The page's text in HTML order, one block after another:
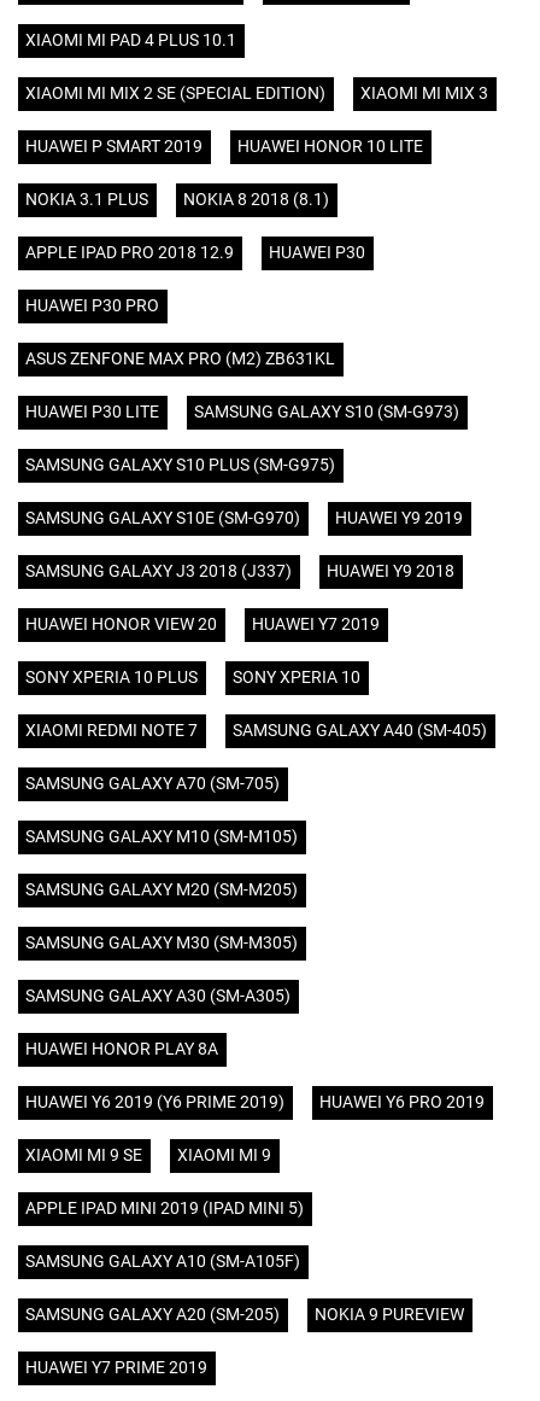
XIAOMI MI PAD 4 PLUS 10.1
XIAOMI MI MIX 2 SE (SPECIAL EDITION) XIAOMI MI MIX 3
HUAWEI P SMART 2019 HUAWEI HONOR 10 LITE
NOKIA 3.1 PLUS NOKIA 8 2018 (8.1)
APPLE IPAD PRO 2018 12.9 HUAWEI P30
HUAWEI P30 PRO
ASUS ZENFONE MAX PRO (M2) ZB631KL
HUAWEI P30 LITE SAMSUNG GALAXY S10 (SM-G973)
SAMSUNG GALAXY S10 PLUS (SM-G975)
SAMSUNG GALAXY S10E (SM-G970) HUAWEI Y9 2019
SAMSUNG GALAXY J3 2018 (J337) HUAWEI Y9 2018
HUAWEI HONOR VIEW 20 HUAWEI Y7 2019
SONY XPERIA 10 PLUS SONY XPERIA 10
XIAOMI REDMI NOTE 7 SAMSUNG GALAXY A40 (SM-405)
SAMSUNG GALAXY A70 (SM-705)
SAMSUNG GALAXY M10 (SM-M105)
SAMSUNG GALAXY M20 (SM-M205)
SAMSUNG GALAXY M30 (SM-M305)
SAMSUNG GALAXY A30 (SM-A305)
HUAWEI HONOR PLAY 8A
HUAWEI Y6 2019 (Y6 PRIME 2019) HUAWEI Y6 PRO 2019
XIAOMI MI 9 SE XIAOMI MI 9
APPLE IPAD MINI 2019 (IPAD MINI 5)
SAMSUNG GALAXY A10 (SM-A105F)
SAMSUNG GALAXY A20 (SM-205) NOKIA 9 PUREVIEW
HUAWEI Y7 PRIME 2019